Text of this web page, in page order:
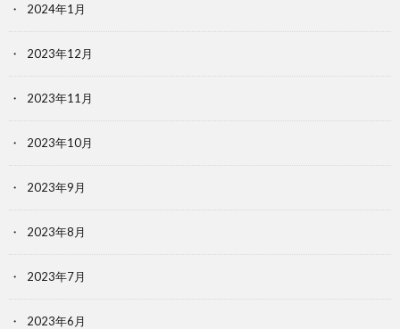
2024年1月
2023年12月
2023年11月
2023年10月
2023年9月
2023年8月
2023年7月
2023年6月